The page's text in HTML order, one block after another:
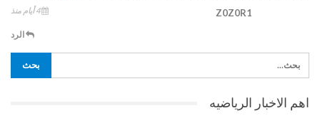
4 أيام منذ Z0Z0R1
الرد
اهم الاخبار الرياضيه